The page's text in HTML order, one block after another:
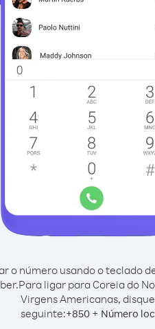
o número usando o teclado
Para ligar para Coreia do
Virgens Americanas,
seguinte:+850+ Número